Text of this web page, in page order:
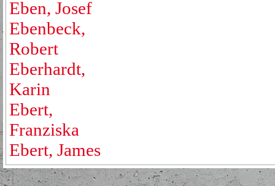
Eben, Josef
Ebenbeck,
Robert
Eberhardt,
Karin
Ebert,
Franziska
Ebert, James